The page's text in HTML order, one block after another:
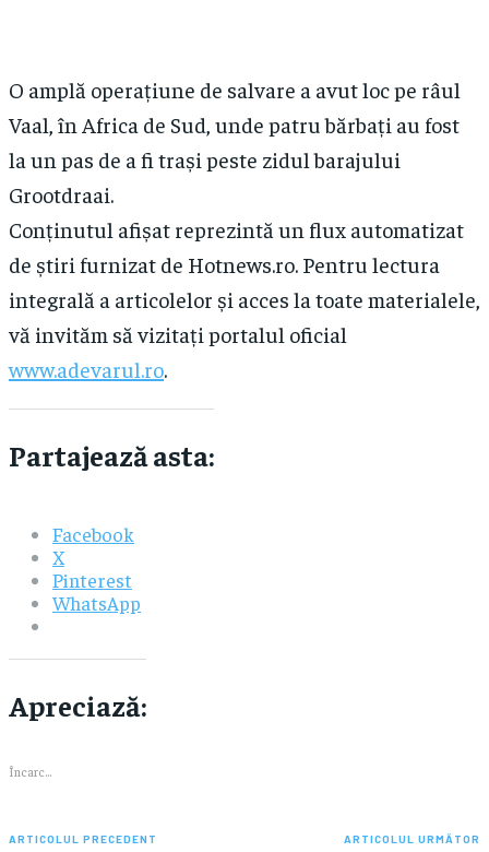
O amplă operațiune de salvare a avut loc pe râul
Vaal, în Africa de Sud, unde patru bărbați au fost
la un pas de a fi trași peste zidul barajului
Grootdraai.
Conținutul afișat reprezintă un flux automatizat
de știri furnizat de Hotnews.ro. Pentru lectura
integrală a articolelor și acces la toate materialele,
vă invităm să vizitați portalul oficial
www.adevarul.ro.
Partajează asta:
Facebook
X
Pinterest
WhatsApp
Apreciază:
Încarc...
ARTICOLUL PRECEDENT ARTICOLUL URMĂTOR